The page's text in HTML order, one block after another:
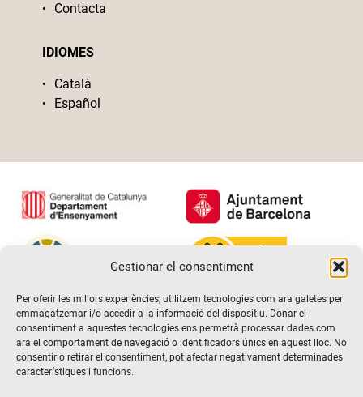
Gestionar el consentiment
Per oferir les millors experiències, utilitzem tecnologies com ara galetes per
emmagatzemar i/o accedir a la informació del dispositiu. Donar el
consentiment a aquestes tecnologies ens permetrà processar dades com
ara el comportament de navegació o identificadors únics en aquest lloc. No
consentir o retirar el consentiment, pot afectar negativament determinades
característiques i funcions.
Contacta
IDIOMES
Català
Español